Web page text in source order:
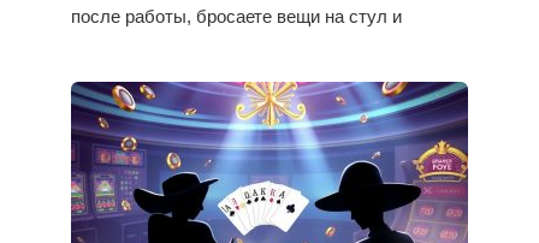
после работы, бросаете вещи на стул и